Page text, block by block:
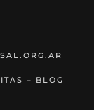
– BLOG